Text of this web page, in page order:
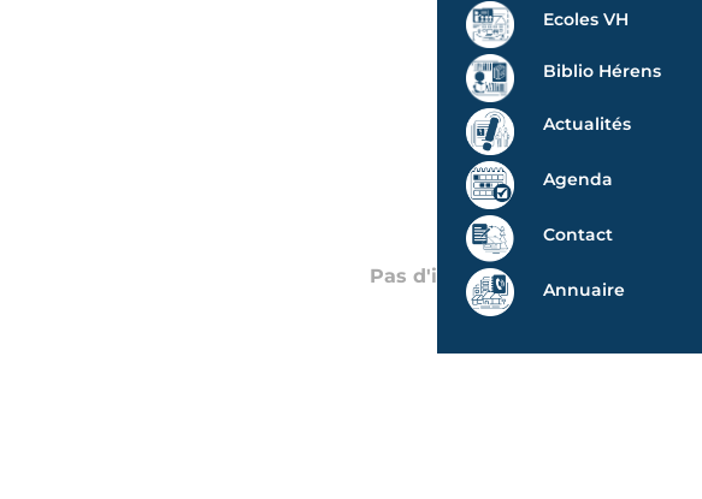
Ecoles VH
Biblio Hérens
Actualités
Agenda
Contact
Annuaire
Pas d'image